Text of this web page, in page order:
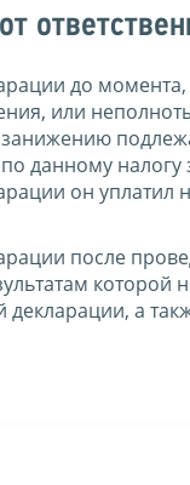
до
или
данному
он
после
декларации, а